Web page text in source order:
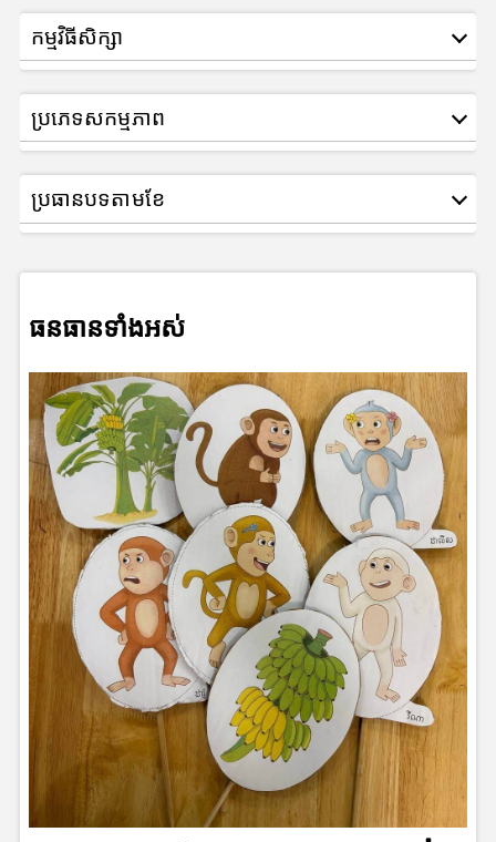
កម្មវិធីសិក្សា
ប្រភេទសកម្មភាព
ប្រធានបទតាមខែ
ធនធានទាំងអស់